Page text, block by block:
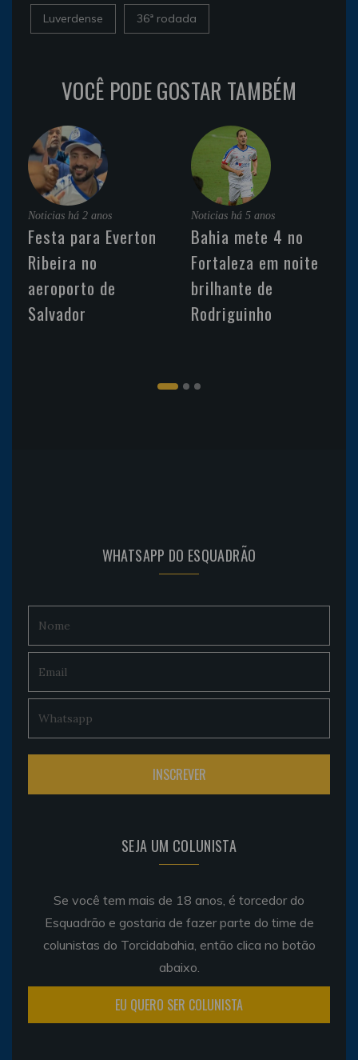
Luverdense 36ª rodada
VOCÊ PODE GOSTAR TAMBÉM
Noticias há 2 anos
Festa para Everton
Ribeira no
aeroporto de
Salvador
Noticias há 5 anos
Bahia mete 4 no
Fortaleza em noite
brilhante de
Rodriguinho
WHATSAPP DO ESQUADRÃO
SEJA UM COLUNISTA
Se você tem mais de 18 anos, é torcedor do
Esquadrão e gostaria de fazer parte do time de
colunistas do Torcidabahia, então clica no botão
abaixo.
EU QUERO SER COLUNISTA